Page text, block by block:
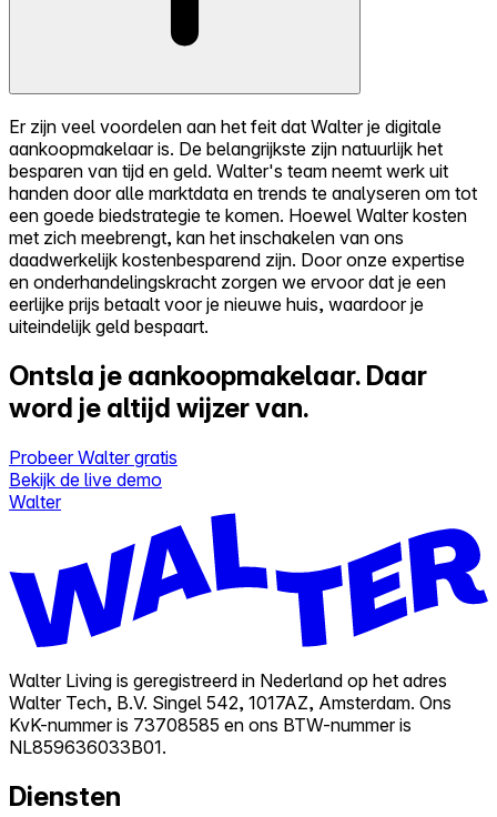
Er zijn veel voordelen aan het feit dat Walter je digitale
aankoopmakelaar is. De belangrijkste zijn natuurlijk het
besparen van tijd en geld. Walter's team neemt werk uit
handen door alle marktdata en trends te analyseren om tot
een goede biedstrategie te komen. Hoewel Walter kosten
met zich meebrengt, kan het inschakelen van ons
daadwerkelijk kostenbesparend zijn. Door onze expertise
en onderhandelingskracht zorgen we ervoor dat je een
eerlijke prijs betaalt voor je nieuwe huis, waardoor je
uiteindelijk geld bespaart.
Ontsla je aankoopmakelaar. Daar
word je altijd wijzer van.
Probeer Walter gratis
Bekijk de live demo
Walter
Walter Living is geregistreerd in Nederland op het adres
Walter Tech, B.V. Singel 542, 1017AZ, Amsterdam. Ons
KvK-nummer is 73708585 en ons BTW-nummer is
NL859636033B01.
Diensten